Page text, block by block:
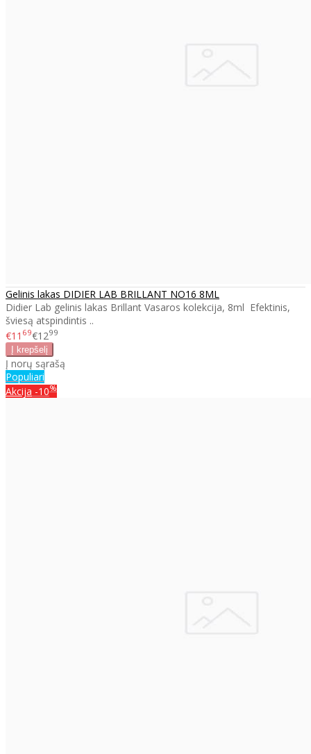
Gelinis lakas DIDIER LAB BRILLANT NO16 8ML
Didier Lab gelinis lakas Brillant Vasaros kolekcija, 8ml Efektinis,
šviesą atspindintis ..
€11 69€1299
Į norų sąrašą
Populiari
Akcija -10%